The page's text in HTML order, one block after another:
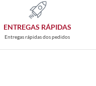
ENTREGAS RÁPIDAS
Entregas rápidas dos pedidos